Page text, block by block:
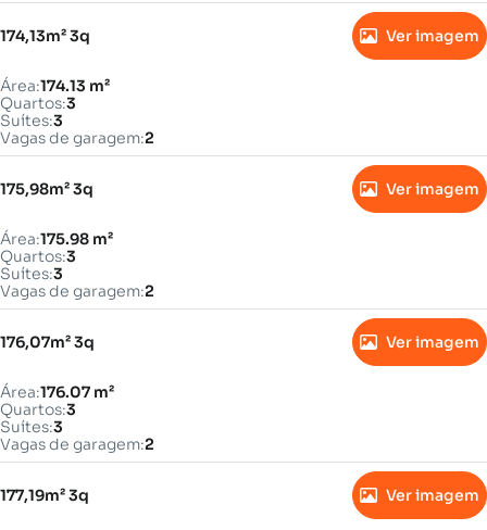
174,13m² 3q Ver imagem
Área:174.13 m²
Quartos:3
Suítes:3
Vagas de garagem:2
175,98m² 3q Ver imagem
Área:175.98 m²
Quartos:3
Suítes:3
Vagas de garagem:2
176,07m² 3q Ver imagem
Área:176.07 m²
Quartos:3
Suítes:3
Vagas de garagem:2
177,19m² 3q Ver imagem